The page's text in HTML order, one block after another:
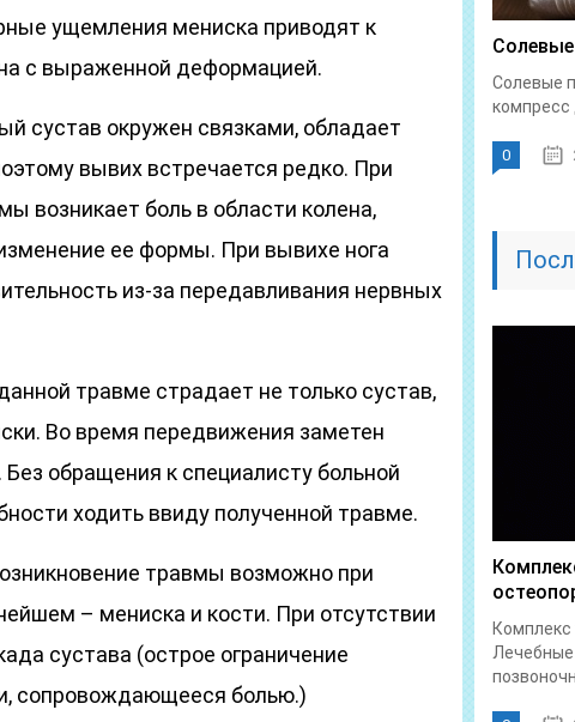
ущемления мениска приводят к
с выраженной деформацией.
сустав окружен связками, обладает
вывих встречается редко. При
возникает боль в области колена,
ее формы. При вывихе нога
из-за передавливания нервных
травме страдает не только сустав,
Во время передвижения заметен
Без обращения к специалисту больной
ходить ввиду полученной травме.
травмы возможно при
– мениска и кости. При отсутствии
сустава (острое ограничение
сопровождающееся болью.)
Солевые
компресс
0
Комплекс
Лечебные